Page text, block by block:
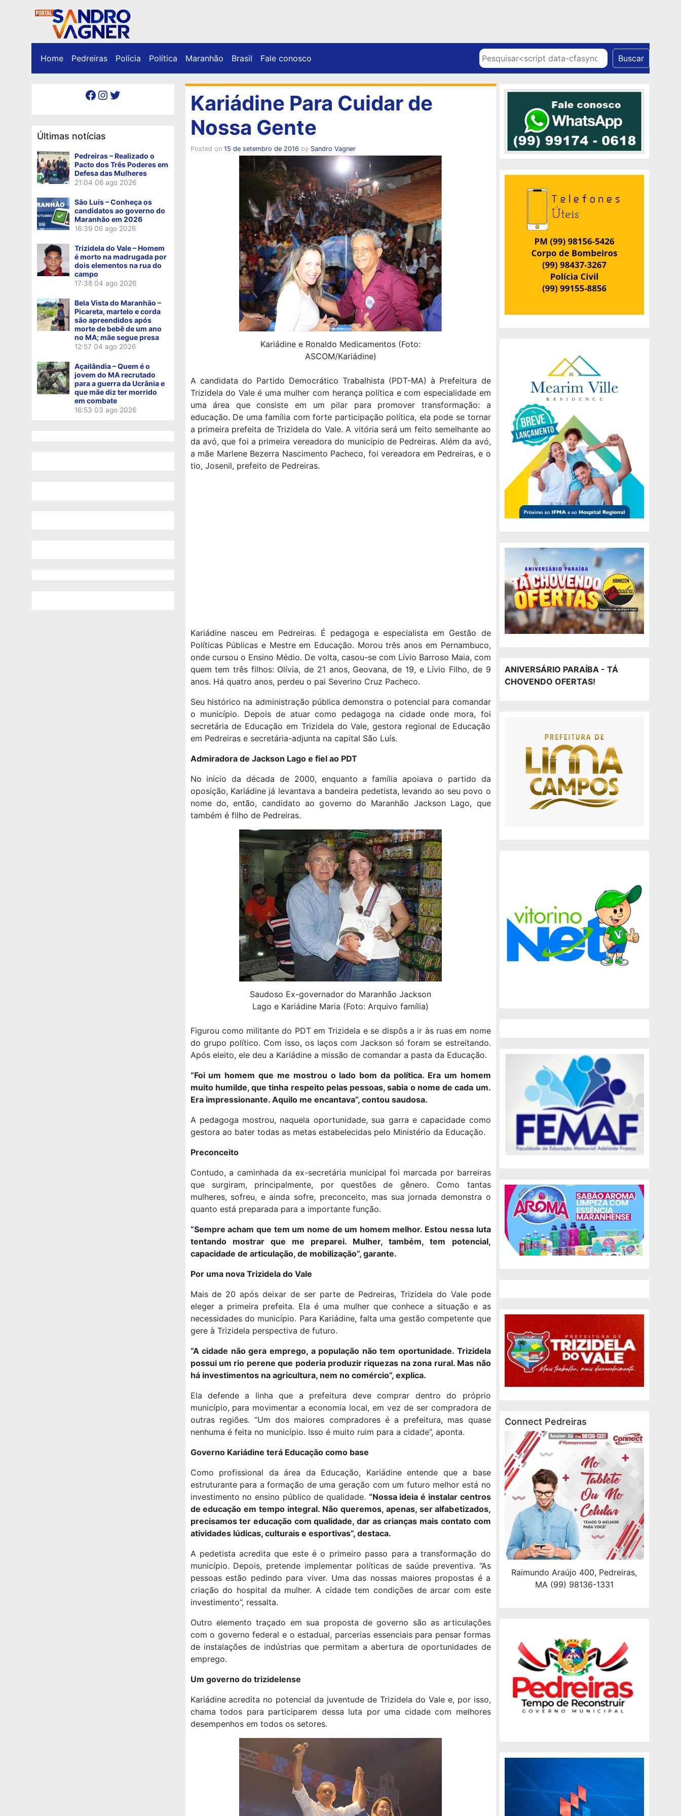
Home Pedreiras Polícia Política Maranhão Brasil Fale conosco Pesquisar Buscar
Facebook Instagram Twitter
Últimas notícias
Pedreiras – Realizado o
Pacto dos Três Poderes em
Defesa das Mulheres
21:04 06 ago 2026
São Luís – Conheça os
candidatos ao governo do
Maranhão em 2026
16:39 06 ago 2026
Trizidela do Vale – Homem
é morto na madrugada por
dois elementos na rua do
campo
17:38 04 ago 2026
Bela Vista do Maranhão –
Picareta, martelo e corda
são apreendidos após
morte de bebê de um ano
no MA; mãe segue presa
12:57 04 ago 2026
Açailândia – Quem é o
jovem do MA recrutado
para a guerra da Ucrânia e
que mãe diz ter morrido
em combate
16:53 03 ago 2026
Kariádine Para Cuidar de
Nossa Gente
Posted on 15 de setembro de 2016 by Sandro Vagner
Kariádine e Ronaldo Medicamentos (Foto:
ASCOM/Kariádine)
A candidata do Partido Democrático Trabalhista (PDT-MA) à Prefeitura de
Trizidela do Vale é uma mulher com herança política e com especialidade em
uma área que consiste em um pilar para promover transformação: a
educação. De uma família com forte participação política, ela pode se tornar
a primeira prefeita de Trizidela do Vale. A vitória será um feito semelhante ao
da avó, que foi a primeira vereadora do município de Pedreiras. Além da avó,
a mãe Marlene Bezerra Nascimento Pacheco, foi vereadora em Pedreiras, e o
tio, Josenil, prefeito de Pedreiras.
Kariádine nasceu em Pedreiras. É pedagoga e especialista em Gestão de
Políticas Públicas e Mestre em Educação. Morou três anos em Pernambuco,
onde cursou o Ensino Médio. De volta, casou-se com Lívio Barroso Maia, com
quem tem três filhos: Olívia, de 21 anos, Geovana, de 19, e Lívio Filho, de 9
anos. Há quatro anos, perdeu o pai Severino Cruz Pacheco.
Seu histórico na administração pública demonstra o potencial para comandar
o município. Depois de atuar como pedagoga na cidade onde mora, foi
secretária de Educação em Trizidela do Vale, gestora regional de Educação
em Pedreiras e secretária-adjunta na capital São Luís.
Admiradora de Jackson Lago e fiel ao PDT
No início da década de 2000, enquanto a família apoiava o partido da
oposição, Kariádine já levantava a bandeira pedetista, levando ao seu povo o
nome do, então, candidato ao governo do Maranhão Jackson Lago, que
também é filho de Pedreiras.
Saudoso Ex-governador do Maranhão Jackson
Lago e Kariádine Maria (Foto: Arquivo família)
Figurou como militante do PDT em Trizidela e se dispôs a ir às ruas em nome
do grupo político. Com isso, os laços com Jackson só foram se estreitando.
Após eleito, ele deu a Kariádine a missão de comandar a pasta da Educação.
“Foi um homem que me mostrou o lado bom da política. Era um homem
muito humilde, que tinha respeito pelas pessoas, sabia o nome de cada um.
Era impressionante. Aquilo me encantava”, contou saudosa.
A pedagoga mostrou, naquela oportunidade, sua garra e capacidade como
gestora ao bater todas as metas estabelecidas pelo Ministério da Educação.
Preconceito
Contudo, a caminhada da ex-secretária municipal foi marcada por barreiras
que surgiram, principalmente, por questões de gênero. Como tantas
mulheres, sofreu, e ainda sofre, preconceito, mas sua jornada demonstra o
quanto está preparada para a importante função.
“Sempre acham que tem um nome de um homem melhor. Estou nessa luta
tentando mostrar que me preparei. Mulher, também, tem potencial,
capacidade de articulação, de mobilização”, garante.
Por uma nova Trizidela do Vale
Mais de 20 após deixar de ser parte de Pedreiras, Trizidela do Vale pode
eleger a primeira prefeita. Ela é uma mulher que conhece a situação e as
necessidades do município. Para Kariádine, falta uma gestão competente que
gere à Trizidela perspectiva de futuro.
“A cidade não gera emprego, a população não tem oportunidade. Trizidela
possui um rio perene que poderia produzir riquezas na zona rural. Mas não
há investimentos na agricultura, nem no comércio”, explica.
Ela defende a linha que a prefeitura deve comprar dentro do próprio
município, para movimentar a economia local, em vez de ser compradora de
outras regiões. “Um dos maiores compradores é a prefeitura, mas quase
nenhuma é feita no município. Isso é muito ruim para a cidade”, aponta.
Governo Kariádine terá Educação como base
Como profissional da área da Educação, Kariádine entende que a base
estruturante para a formação de uma geração com um futuro melhor está no
investimento no ensino público de qualidade. “Nossa ideia é instalar centros
de educação em tempo integral. Não queremos, apenas, ser alfabetizados,
precisamos ter educação com qualidade, dar as crianças mais contato com
atividades lúdicas, culturais e esportivas”, destaca.
A pedetista acredita que este é o primeiro passo para a transformação do
município. Depois, pretende implementar políticas de saúde preventiva. “As
pessoas estão pedindo para viver. Uma das nossas maiores propostas é a
criação do hospital da mulher. A cidade tem condições de arcar com este
investimento”, ressalta.
Outro elemento traçado em sua proposta de governo são as articulações
com o governo federal e o estadual, parcerias essenciais para pensar formas
de instalações de indústrias que permitam a abertura de oportunidades de
emprego.
Um governo do trizidelense
Kariádine acredita no potencial da juventude de Trizidela do Vale e, por isso,
chama todos para participarem dessa luta por uma cidade com melhores
desempenhos em todos os setores.
ANIVERSÁRIO PARAÍBA - TÁ
CHOVENDO OFERTAS!
Connect Pedreiras
Raimundo Araújo 400, Pedreiras,
MA (99) 98136-1331